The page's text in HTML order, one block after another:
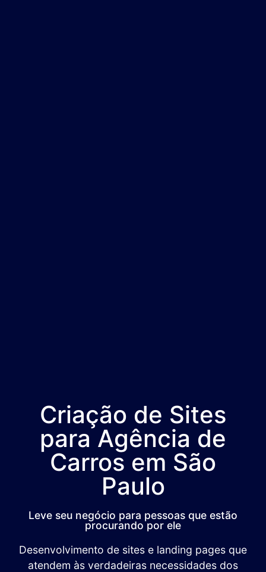
Criação de Sites
para Agência de
Carros em São
Paulo
Leve seu negócio para pessoas que estão
procurando por ele
Desenvolvimento de sites e landing pages que
atendem às verdadeiras necessidades dos